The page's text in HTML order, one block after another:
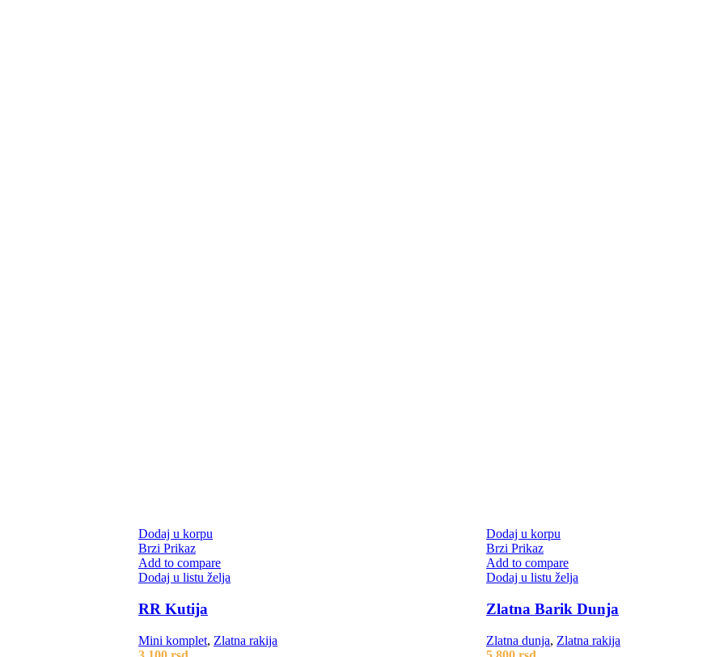
Dodaj u korpu
Brzi Prikaz
Add to compare
Dodaj u listu želja
RR Kutija
Mini komplet, Zlatna rakija
Dodaj u korpu
Brzi Prikaz
Add to compare
Dodaj u listu želja
Zlatna Barik Dunja
Zlatna dunja, Zlatna rakija